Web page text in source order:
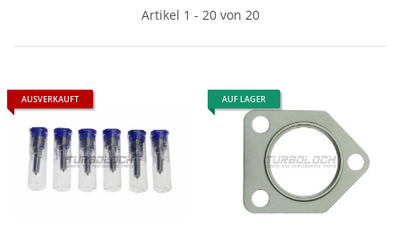
Artikel 1 - 20 von 20
AUSVERKAUFT AUF LAGER